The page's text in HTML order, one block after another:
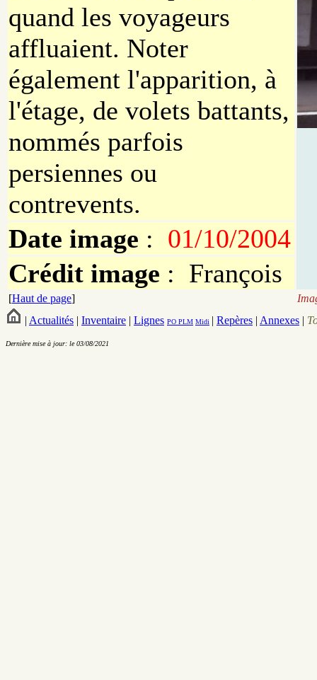
quand les voyageurs
affluaient. Noter
également l'apparition, à
l'étage, de volets battants,
nommés parfois
persiennes ou
contrevents.
Date image : 01/10/2004
Crédit image : François
[Haut de page]
| Actualités | Inventaire | Lignes PO PLM Midi | Repères | Annexes |
Dernière mise à jour: le 03/08/2021